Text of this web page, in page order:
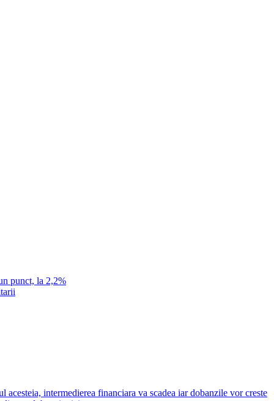
punct, la 2,2%
intermedierea financiara va scadea iar dobanzile vor creste